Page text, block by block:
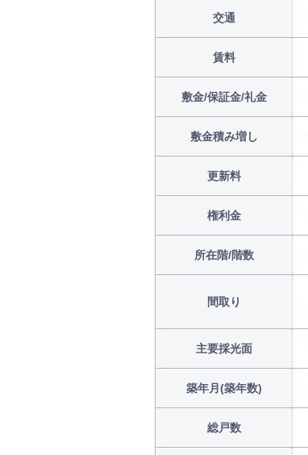
交通
賃料
敷金/保証金/礼金
敷金積み増し
更新料
権利金
所在階/階数
間取り
主要採光面
築年月(築年数)
総戸数